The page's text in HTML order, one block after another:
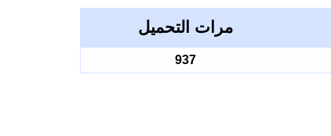
مرات التحميل
937